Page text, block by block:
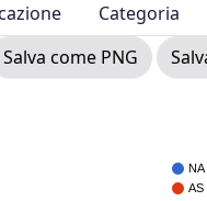
Categoria
Salva come PNG
NA
AS